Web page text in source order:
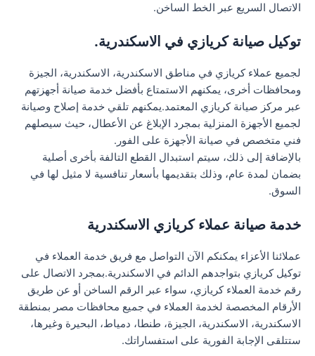
الاتصال السريع عبر الخط الساخن.
توكيل صيانة كريازي في الاسكندرية.
لجميع عملاء كريازي في مناطق الاسكندرية، الاسكندرية، الجيزة
ومحافظات أخرى، يمكنهم الاستمتاع بأفضل خدمة صيانة أجهزتهم
عبر مركز صيانة كريازي المعتمد.يمكنهم تلقي خدمة إصلاح وصيانة
لجميع الأجهزة المنزلية بمجرد الإبلاغ عن الأعطال، حيث سيصلهم
فني متخصص في صيانة الأجهزة على الفور.
بالإضافة إلى ذلك، سيتم استبدال القطع التالفة بأخرى أصلية
بضمان لمدة عام، وذلك بتقديمها بأسعار تنافسية لا مثيل لها في
السوق.
خدمة صيانة عملاء كريازي الاسكندرية
عملائنا الأعزاء يمكنكم الآن التواصل مع فريق خدمة العملاء في
توكيل كريازي بتواجدهم الدائم في الاسكندرية.بمجرد الاتصال على
رقم خدمة العملاء كريازي، سواء عبر الرقم الساخن أو عن طريق
الأرقام المخصصة لخدمة العملاء في جميع محافظات مصر بمنطقة
الاسكندرية، الاسكندرية، الجيزة، طنطا، دمياط، البحيرة وغيرها،
ستتلقى الإجابة الفورية على استفساراتك.